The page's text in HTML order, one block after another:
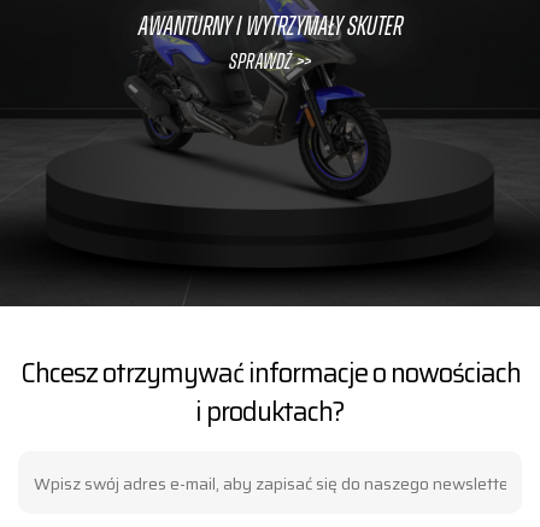
Awanturny i wytrzymały skuter
Sprawdź >>
Chcesz otrzymywać informacje o nowościach
i produktach?